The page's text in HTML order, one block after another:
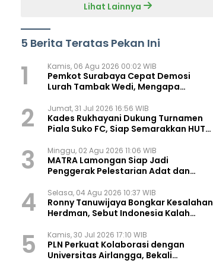
Lihat Lainnya
5 Berita Teratas Pekan Ini
1 Kamis, 06 Agu 2026 00:02 WIB
Pemkot Surabaya Cepat Demosi
Lurah Tambak Wedi, Mengapa
2 Jumat, 31 Jul 2026 16:56 WIB
Kades Rukhayani Dukung Turnamen
Piala Suko FC, Siap Semarakkan HUT
3 Minggu, 02 Agu 2026 11:06 WIB
MATRA Lamongan Siap Jadi
Penggerak Pelestarian Adat dan
4 Selasa, 04 Agu 2026 10:37 WIB
Ronny Tanuwijaya Bongkar Kesalahan
Herdman, Sebut Indonesia Kalah
5 Kamis, 30 Jul 2026 17:10 WIB
PLN Perkuat Kolaborasi dengan
Universitas Airlangga, Bekali